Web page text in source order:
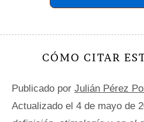
CÓMO CITAR
Publicado por Julián Pérez
Actualizado el 4 de mayo de